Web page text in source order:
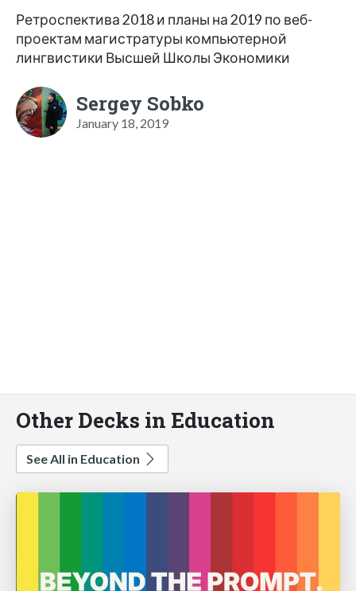
Ретроспектива 2018 и планы на 2019 по веб-
проектам магистратуры компьютерной
лингвистики Высшей Школы Экономики
Sergey Sobko
January 18, 2019
Other Decks in Education
See All in Education